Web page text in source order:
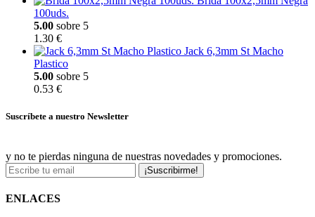
100uds.
5.00 sobre 5
1.30 €
Jack 6,3mm St Macho
Plastico
5.00 sobre 5
0.53 €
Suscríbete a nuestro Newsletter
y no te pierdas ninguna de nuestras novedades y promociones.
¡Suscribirme!
ENLACES